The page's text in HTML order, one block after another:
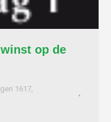
op de
1617,